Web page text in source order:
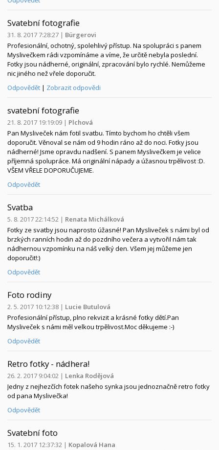
Svatební fotografie
31. 8. 2017 7:28:27 | Bürgerovi
Profesionální, ochotný, spolehlivý přístup. Na spolupráci s panem
Myslivečkem rádi vzpomínáme a víme, že určitě nebyla poslední.
Fotky jsou nádherné, originální, zpracování bylo rychlé. Nemůžeme
nic jiného než vřele doporučit.
Odpovědět | Zobrazit odpovědi
svatební fotografie
21. 8. 2017 19:19:09 | Plchová
Pan Mysliveček nám fotil svatbu. Tímto bychom ho chtěli všem
doporučit. Věnoval se nám od 9 hodin ráno až do noci. Fotky jsou
nádherné! Jsme opravdu nadšení. S panem Myslivečkem je velice
příjemná spolupráce. Má originální nápady a úžasnou trpělivost :D.
VŠEM VŘELE DOPORUČUJEME.
Odpovědět
Svatba
5. 8. 2017 22:14:52 | Renata Michálková
Fotky ze svatby jsou naprosto úžasné! Pan Mysliveček s námi byl od
brzkých ranních hodin až do pozdního večera a vytvořil nám tak
nádhernou vzpomínku na náš velký den. Všem jej můžeme jen
doporučit!:)
Odpovědět
Foto rodiny
2. 5. 2017 10:12:38 | Lucie Butulová
Profesionální přístup, plno rekvizit a krásné fotky dětí.Pan
Mysliveček s námi měl velkou trpělivost.Moc děkujeme :-)
Odpovědět
Retro fotky - nádhera!
26. 2. 2017 9:04:02 | Lenka Rodějová
Jedny z nejhezčích fotek našeho synka jsou jednoznačně retro fotky
od pana Myslivečka!
Odpovědět
Svatební foto
15. 1. 2017 12:37:32 | Kopalová Hana